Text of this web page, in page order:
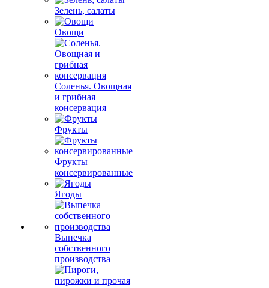
Зелень, салаты
Овощи
Соленья. Овощная
и грибная
консервация
Фрукты
Фрукты
консервированные
Ягоды
Выпечка
собственного
производства